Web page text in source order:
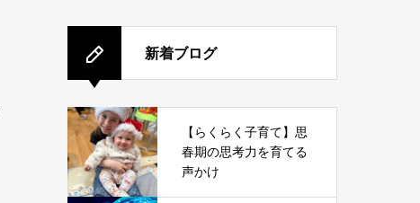
新着ブログ
【らくらく子育て】思
春期の思考力を育てる
声かけ